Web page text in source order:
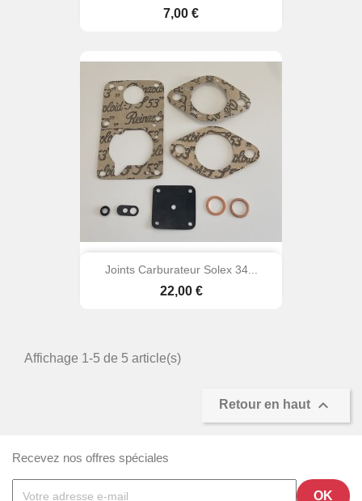
Prix
7,00 €
Joints Carburateur Solex 34...
Prix
22,00 €
Affichage 1-5 de 5 article(s)
Retour en haut 
Recevez nos offres spéciales